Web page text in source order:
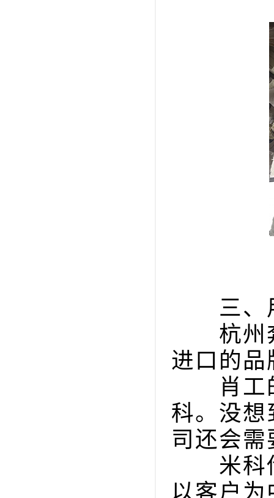
三、
杭州奔
进口的品
肖工的
科。没想
司还会
米科传
以客户